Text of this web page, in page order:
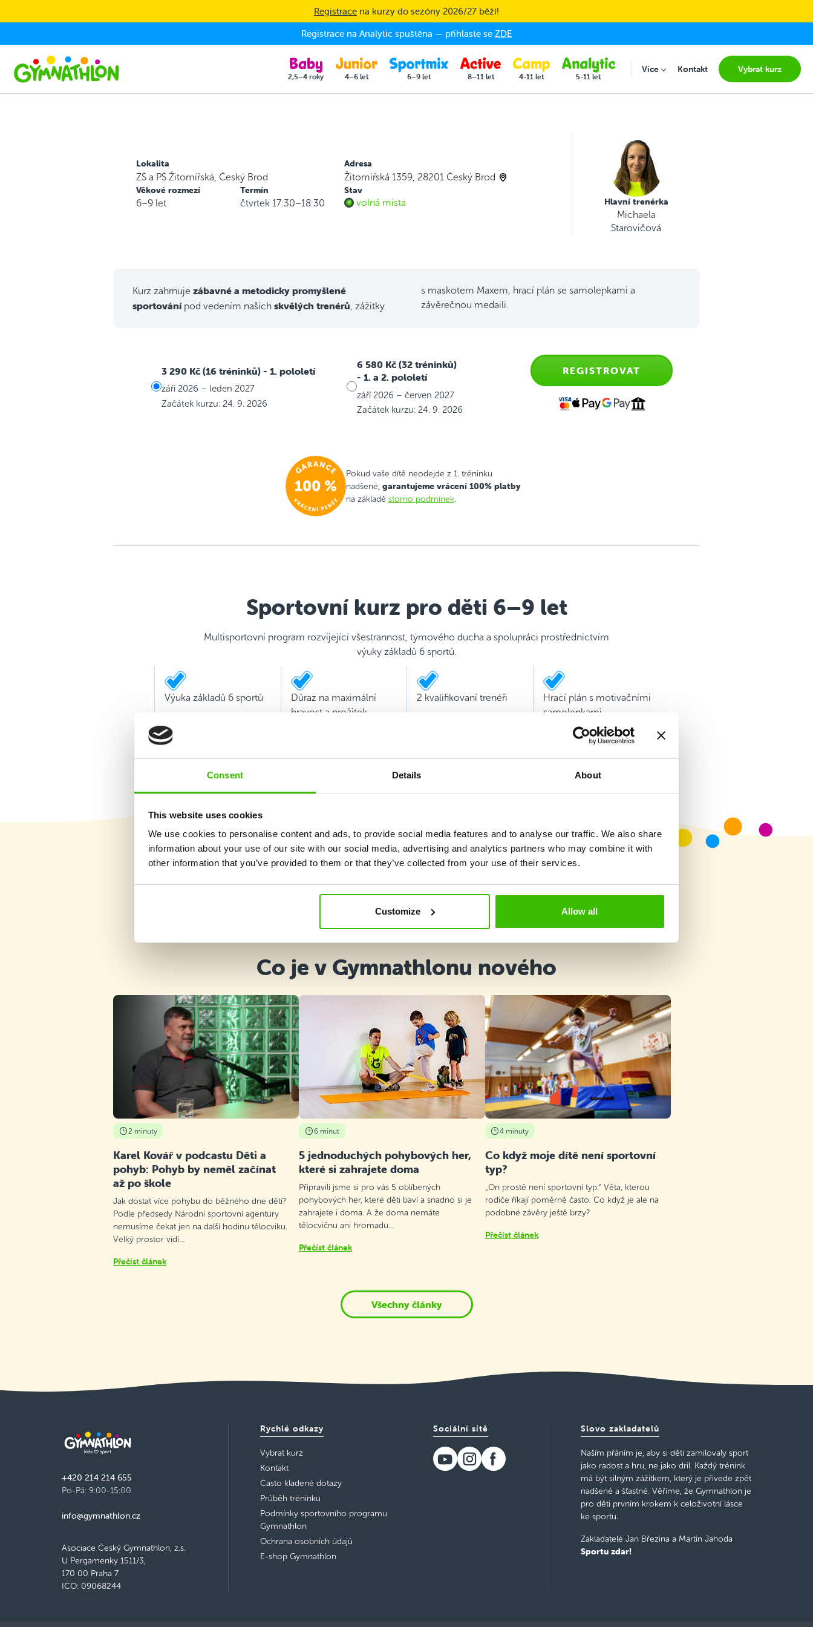
Consent Details About
This website uses cookies
We use cookies to personalise content and ads, to provide social media features and to analyse our traffic. We also share
information about your use of our site with our social media, advertising and analytics partners who may combine it with
other information that you’ve provided to them or that they’ve collected from your use of their services.
Customize Allow all
Registrace na kurzy do sezóny 2026/27 běží!
Registrace na Analytic spuštěna — přihlaste se ZDE
2,5–4 roky 4–6 let 6–9 let 8–11 let 4-11 let 5-11 let
VíceSubmenu for "Více"
Kontakt Vybrat kurz
Lokalita
ZŠ a PŠ Žitomířská, Český Brod
Adresa
Žitomířská 1359, 28201 Český Brod
Věkové rozmezí
6–9 let
Termín
čtvrtek 17:30–18:30
Stav
volná místa Hlavní trenérka
Michaela
Starovičová
Kurz zahrnuje zábavné a metodicky promyšlené
sportovánípod vedením našich skvělých trenérů , zážitky
s maskotem Maxem, hrací plán se samolepkami a
závěrečnou medaili.
3 290 Kč (16 tréninků) - 1. pololetí
září 2026 – leden 2027
Začátek kurzu: 24. 9. 2026
6 580 Kč (32 tréninků)
- 1. a 2. pololetí
září 2026 – červen 2027
Začátek kurzu: 24. 9. 2026
REGISTROVAT
Pokud vaše dítě neodejde z 1. tréninku
nadšené, garantujeme vrácení 100% platby
na základě storno podmínek
Sportovní kurz pro děti 6–9 let
Multisportovní program rozvíjející všestrannost, týmového ducha a spolupráci prostřednictvím
výuky základů 6 sportů.
Výuka základů 6 sportů
Důraz na maximální
hravost a prožitek
2 kvalifikovaní trenéři
Hrací plán s motivačními
samolepkami
Co je v Gymnathlonu nového
2 minuty
Karel Kovář v podcastu Děti a
pohyb: Pohyb by neměl začínat
až po škole
Jak dostat více pohybu do běžného dne dětí?
Podle předsedy Národní sportovní agentury
nemusíme čekat jen na další hodinu tělocviku.
Velký prostor vidí…
Přečíst článek
6 minut
5 jednoduchých pohybových her,
které si zahrajete doma
Připravili jsme si pro vás 5 oblíbených
pohybových her, které děti baví a snadno si je
zahrajete i doma. A že doma nemáte
tělocvičnu ani hromadu…
Přečíst článek
4 minuty
Co když moje dítě není sportovní
typ?
„On prostě není sportovní typ.“ Věta, kterou
rodiče říkají poměrně často. Co když je ale na
podobné závěry ještě brzy?
Přečíst článek
Všechny články
+420 214 214 655
Po-Pá: 9:00-15:00
info@gymnathlon.cz
Asociace Český Gymnathlon, z.s.
U Pergamenky 1511/3,
170 00 Praha 7
IČO: 09068244
Rychlé odkazy
Vybrat kurz
Kontakt
Často kladené dotazy
Průběh tréninku
Podmínky sportovního programu
Gymnathlon
Ochrana osobních údajů
E-shop Gymnathlon
Sociální sítě Slovo zakladatelů
Naším přáním je, aby si děti zamilovaly sport
jako radost a hru, ne jako dril. Každý trénink
má být silným zážitkem, který je přivede zpět
nadšené a šťastné. Věříme, že Gymnathlon je
pro děti prvním krokem k celoživotní lásce
ke sportu.
Zakladatelé Jan Březina a Martin Jahoda
Sportu zdar!